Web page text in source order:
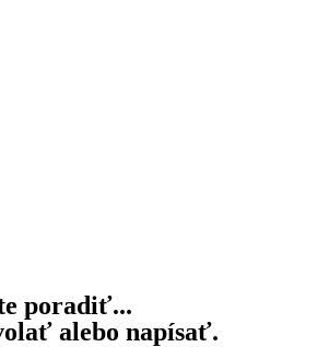
poradiť...
alebo napísať.